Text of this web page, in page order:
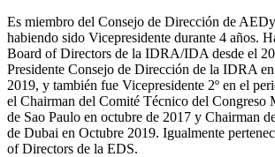
Es miembro del Consejo de Dirección de
habiendo sido Vicepresidente durante 4 años.
Board of Directors de la IDRA/IDA desde el
Presidente Consejo de Dirección de la IDRA
2019, y también fue Vicepresidente 2º en el
el Chairman del Comité Técnico del Congreso
de Sao Paulo en octubre de 2017 y Chairman
de Dubai en Octubre 2019. Igualmente
of Directors de la EDS.